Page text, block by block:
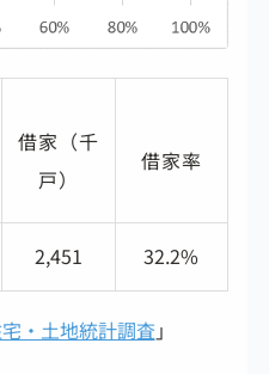
借家（千
戸）
借家率
2,451 32.2%
・土地統計調査 」